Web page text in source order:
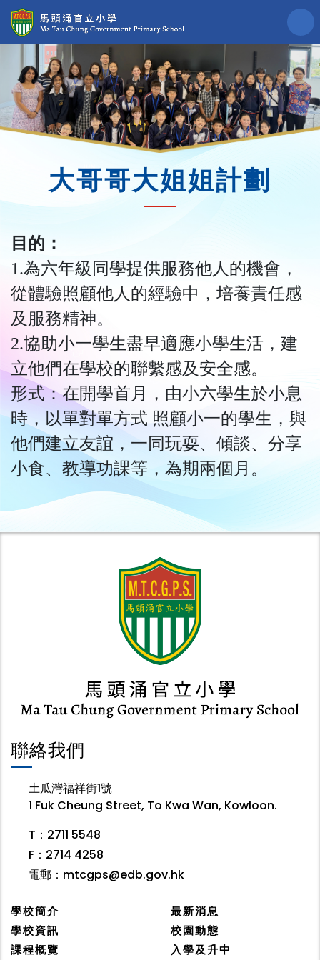
大哥哥大姐姐計劃
目的：
1.為六年級同學提供服務他人的機會，
從體驗照顧他人的經驗中，培養責任感
及服務精神。
2.協助小一學生盡早適應小學生活，建
立他們在學校的聯繫感及安全感。
形式：在開學首月，由小六學生於小息
時，以單對單方式 照顧小一的學生，與
他們建立友誼，一同玩耍、傾談、分享
小食、教導功課等，為期兩個月。
聯絡我們
土瓜灣福祥街1號
1 Fuk Cheung Street, To Kwa Wan, Kowloon.
T：2711 5548
F：2714 4258
電郵： mtcgps@edb.gov.hk
學校簡介
學校資訊
課程概覽
最新消息
校園動態
入學及升中